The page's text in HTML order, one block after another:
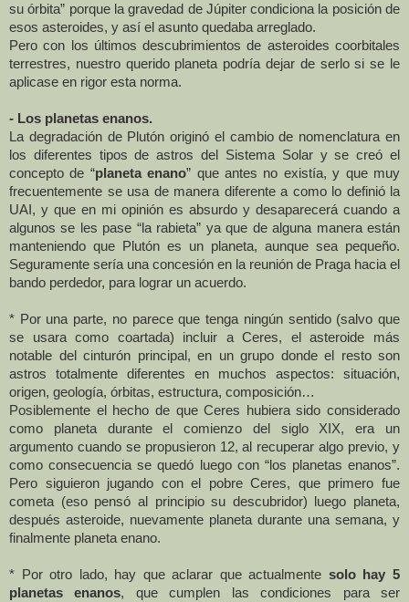
su órbita” porque la gravedad de Júpiter condiciona la posición de
esos asteroides, y así el asunto quedaba arreglado.
Pero con los últimos descubrimientos de asteroides coorbitales
terrestres, nuestro querido planeta podría dejar de serlo si se le
aplicase en rigor esta norma.
- Los planetas enanos.
La degradación de Plutón originó el cambio de nomenclatura en
los diferentes tipos de astros del Sistema Solar y se creó el
concepto de “planeta enano” que antes no existía, y que muy
frecuentemente se usa de manera diferente a como lo definió la
UAI , y que en mi opinión es absurdo y desaparecerá cuando a
algunos se les pase “la rabieta” ya que de alguna manera están
manteniendo que Plutón es un planeta, aunque sea pequeño.
Seguramente sería una concesión en la reunión de Praga hacia el
bando perdedor, para lograr un acuerdo.
* Por una parte, no parece que tenga ningún sentido (salvo que
se usara como coartada) incluir a Ceres, el asteroide más
notable del cinturón principal, en un grupo donde el resto son
astros totalmente diferentes en muchos aspectos: situación,
origen, geología, órbitas, estructura, composición…
Posiblemente el hecho de que Ceres hubiera sido considerado
como planeta durante el comienzo del siglo XIX, era un
argumento cuando se propusieron 12, al recuperar algo previo, y
como consecuencia se quedó luego con “los planetas enanos”.
Pero siguieron jugando con el pobre Ceres, que primero fue
cometa (eso pensó al principio su descubridor) luego planeta,
después asteroide, nuevamente planeta durante una semana, y
finalmente planeta enano.
* Por otro lado, hay que aclarar que actualmente solo hay 5
planetas enanos, que cumplen las condiciones para ser